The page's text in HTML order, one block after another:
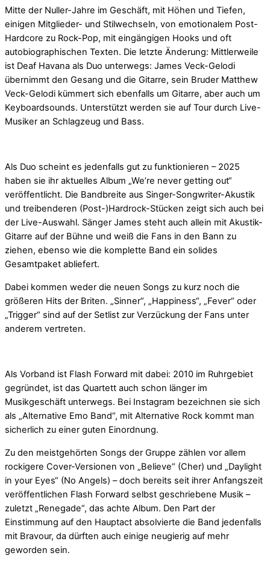
Mitte der Nuller-Jahre im Geschäft, mit Höhen und Tiefen,
einigen Mitglieder- und Stilwechseln, von emotionalem Post-
Hardcore zu Rock-Pop, mit eingängigen Hooks und oft
autobiographischen Texten. Die letzte Änderung: Mittlerweile
ist Deaf Havana als Duo unterwegs: James Veck-Gelodi
übernimmt den Gesang und die Gitarre, sein Bruder Matthew
Veck-Gelodi kümmert sich ebenfalls um Gitarre, aber auch um
Keyboardsounds. Unterstützt werden sie auf Tour durch Live-
Musiker an Schlagzeug und Bass.
Als Duo scheint es jedenfalls gut zu funktionieren – 2025
haben sie ihr aktuelles Album „We’re never getting out“
veröffentlicht. Die Bandbreite aus Singer-Songwriter-Akustik
und treibenderen (Post-)Hardrock-Stücken zeigt sich auch bei
der Live-Auswahl. Sänger James steht auch allein mit Akustik-
Gitarre auf der Bühne und weiß die Fans in den Bann zu
ziehen, ebenso wie die komplette Band ein solides
Gesamtpaket abliefert.
Dabei kommen weder die neuen Songs zu kurz noch die
größeren Hits der Briten. „Sinner“, „Happiness“, „Fever“ oder
„Trigger“ sind auf der Setlist zur Verzückung der Fans unter
anderem vertreten.
Als Vorband ist Flash Forward mit dabei: 2010 im Ruhrgebiet
gegründet, ist das Quartett auch schon länger im
Musikgeschäft unterwegs. Bei Instagram bezeichnen sie sich
als „Alternative Emo Band“, mit Alternative Rock kommt man
sicherlich zu einer guten Einordnung.
Zu den meistgehörten Songs der Gruppe zählen vor allem
rockigere Cover-Versionen von „Believe“ (Cher) und „Daylight
in your Eyes“ (No Angels) – doch bereits seit ihrer Anfangszeit
veröffentlichen Flash Forward selbst geschriebene Musik –
zuletzt „Renegade“, das achte Album. Den Part der
Einstimmung auf den Hauptact absolvierte die Band jedenfalls
mit Bravour, da dürften auch einige neugierig auf mehr
geworden sein.